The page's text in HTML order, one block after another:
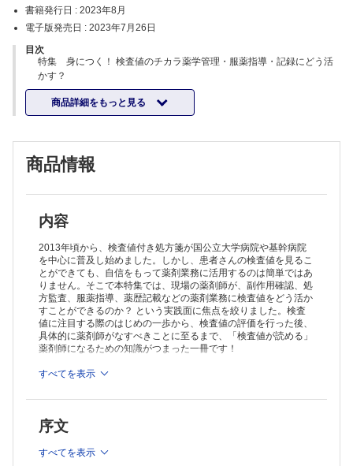
書籍発行日 : 2023年8月
電子版発売日 : 2023年7月26日
目次
特集 身につく！ 検査値のチカラ薬学管理・服薬指導・記録にどう活
かす？
特集にあたって（吉村 知哲）
こんなに使える！ 薬剤師による検査値活用術（宇佐美 英績）
検査値，活かしてみました
・カリウム（飯田 慎也 ほか）
・カルシウム（中野 貴文）
・血糖（石橋 真実）
検査値の見かた・使いかたエトセトラ
・薬の副作用を見つける（大森 智史）
・処方監査に活かす（山口 洪樹）
・類似した検査値を使い分ける（篠田 康孝）
・検査値を代替，補正する（岩切 智美 ほか）
・検査値には現れない異常に気づく（坂東 寛 ほか）
・自覚症状のない検査値異常を読みとく（西田 承平 ほか）
・患者に応じた目標値を推定する
─糖尿病に合併した脂質異常症における治療目標値およびそのエビデ
・腫瘍マーカーについて説明する（中島 寿久）
シリーズ
症状・体質からしっかり選べる！フローチャートでわかる 漢方薬虎の
巻
（永田 郁夫）
商品詳細をもっと見る
商品情報
内容
2013年頃から、検査値付き処方箋が国公立大学病院や基幹病院
を中心に普及し始めました。しかし、患者さんの検査値を見るこ
とができても、自信をもって薬剤業務に活用するのは簡単ではあ
りません。そこで本特集では、現場の薬剤師が、副作用確認、処
方監査、服薬指導、薬歴記載などの薬剤業務に検査値をどう活か
すことができるのか？ という実践面に焦点を絞りました。検査
値に注目する際のはじめの一歩から、検査値の評価を行った後、
具体的に薬剤師がなすべきことに至るまで、「検査値が読める」
薬剤師になるための知識がつまった一冊です！
＞「薬局」最新号・バックナンバーはこちら
製品のご購入後、「購入済ライセンス一覧」より、オンライン環
境で閲覧可能なPDF版をご覧いただけます。詳細は
認ください。
すべてを表示
序文
すべてを表示